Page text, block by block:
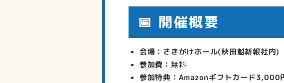
📅 開催概要
会場：さきがけホール(秋田魁新報社内)
参加費： 無料
参加特典：Amazonギフトカード3,000